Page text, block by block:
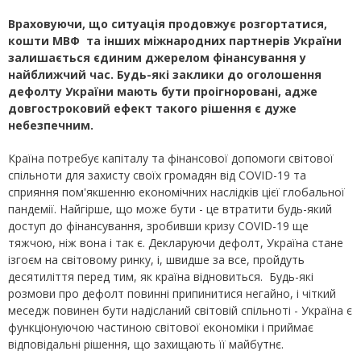
Враховуючи, що ситуація продовжує розгортатися,
кошти МВФ та інших міжнародних партнерів України
залишається єдиним джерелом фінансування у
найближчий час. Будь-які заклики до оголошення
дефолту України мають бути проігноровані, адже
довгостроковий ефект такого рішення є дуже
небезпечним.
Країна потребує капіталу та фінансової допомоги світової
спільноти для захисту своїх громадян від COVID-19 та
сприяння пом'якшенню економічних наслідків цієї глобальної
пандемії. Найгірше, що може бути - це втратити будь-який
доступ до фінансування, зробивши кризу COVID-19 ще
тяжчою, ніж вона і так є. Декларуючи дефолт, Україна стане
ізгоєм на світовому ринку, і, швидше за все, пройдуть
десятиліття перед тим, як країна відновиться. Будь-які
розмови про дефолт повинні припинитися негайно, і чіткий
меседж повинен бути надісланий світовій спільноті - Україна є
функціонуючою частиною світової економіки і приймає
відповідальні рішення, що захищають її майбутнє.